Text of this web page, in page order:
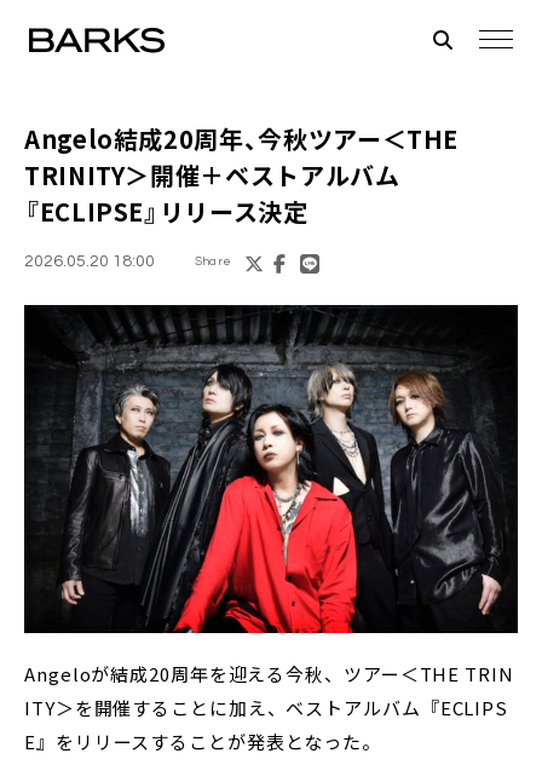
Angelo結成20周年、今秋ツアー＜THE
TRINITY＞開催＋ベストアルバム
『ECLIPSE』リリース決定
2026.05.20 18:00 Share
Angeloが結成20周年を迎える今秋、ツアー＜THE TRIN
ITY＞を開催することに加え、ベストアルバム『ECLIPS
E』をリリースすることが発表となった。